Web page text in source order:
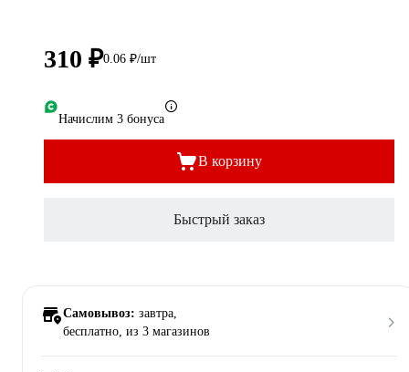
310 ₽0.06 ₽/шт
Начислим 3 бонуса
В корзину
Быстрый заказ
Самовывоз: завтра,
бесплатно, из 3 магазинов